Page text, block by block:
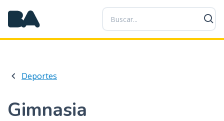
P
a
s
a
Deportes
Gimnasia